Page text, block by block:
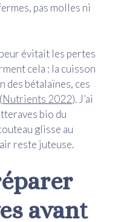
pas molles ni
évitait les pertes
cela : la cuisson
des bétalaïnes, ces
Nutrients 2022). J’ai
bio du
glisse au
reste juteuse.
avant